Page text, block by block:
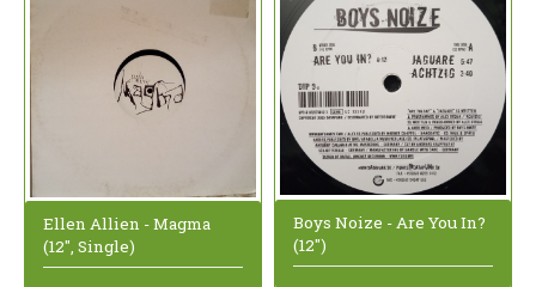
Ellen Allien - Magma
(12", Single)
Boys Noize - Are You In?
(12")